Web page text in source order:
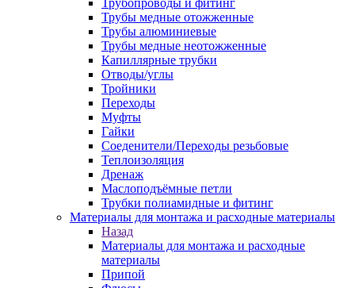
Трубопроводы и фитинг
Трубы медные отожженные
Трубы алюминиевые
Трубы медные неотожженные
Капиллярные трубки
Отводы/углы
Тройники
Переходы
Муфты
Гайки
Соеденители/Переходы резьбовые
Теплоизоляция
Дренаж
Маслоподъёмные петли
Трубки полиамидные и фитинг
Материалы для монтажа и расходные материалы
Назад
Материалы для монтажа и расходные
материалы
Припой